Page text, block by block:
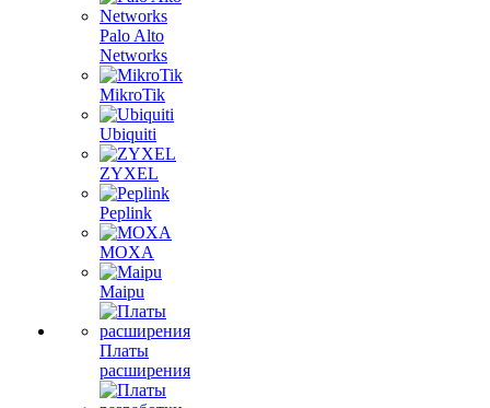
Palo Alto
Networks
MikroTik
Ubiquiti
ZYXEL
Peplink
MOXA
Maipu
Платы
расширения